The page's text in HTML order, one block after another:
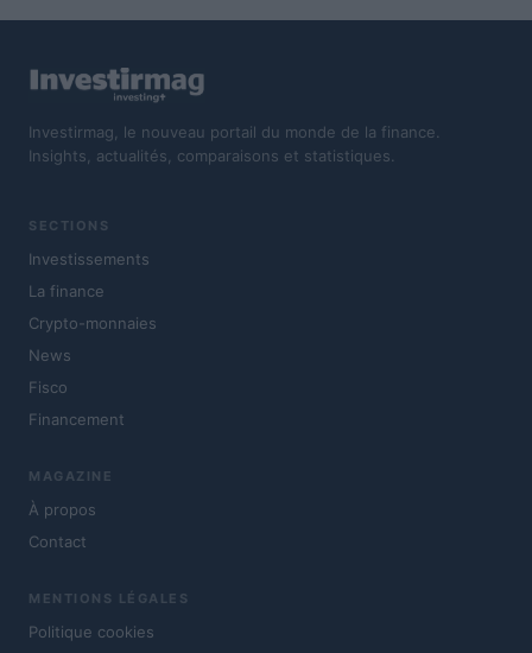
Investirmag, le nouveau portail du monde de la finance.
Insights, actualités, comparaisons et statistiques.
SECTIONS
Investissements
La finance
Crypto-monnaies
News
Fisco
Financement
MAGAZINE
À propos
Contact
MENTIONS LÉGALES
Politique cookies